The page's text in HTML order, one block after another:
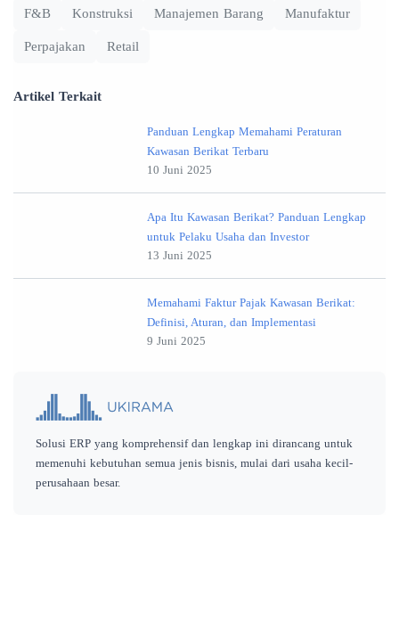
F&B Konstruksi Manajemen Barang Manufaktur
Perpajakan Retail
Artikel Terkait
Panduan Lengkap Memahami Peraturan
Kawasan Berikat Terbaru
10 Juni 2025
Apa Itu Kawasan Berikat? Panduan Lengkap
untuk Pelaku Usaha dan Investor
13 Juni 2025
Memahami Faktur Pajak Kawasan Berikat:
Definisi, Aturan, dan Implementasi
9 Juni 2025
Solusi ERP yang komprehensif dan lengkap ini dirancang untuk
memenuhi kebutuhan semua jenis bisnis, mulai dari usaha kecil-
perusahaan besar.